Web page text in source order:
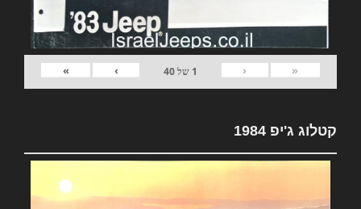
«
‹
1 של40
›
»
קטלוג ג'יפ 1984